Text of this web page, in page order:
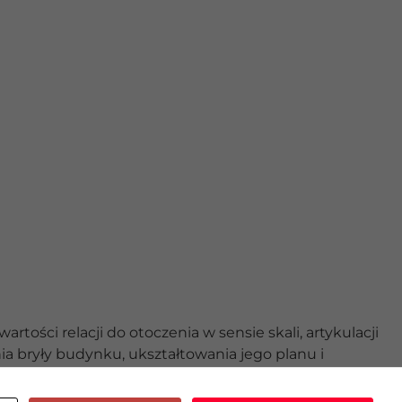
relacji do otoczenia w sensie skali, artykulacji
bryły budynku, ukształtowania jego planu i